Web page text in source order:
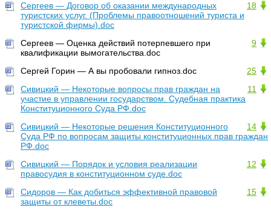
18
Сергеев — Договор об оказании международных
туристских услуг. (Проблемы правоотношений туриста и
туристской фирмы).doc
9
Сергеев — Оценка действий потерпевшего при
квалификации вымогательства.doc
25
Сергей Горин — А вы пробовали гипноз.doc
11
Сивицкий — Некоторые вопросы прав граждан на
участие в управлении государством. Судебная практика
Конституционного Суда РФ.doc
14
Сивицкий — Некоторые решения Конституционного
Суда РФ по вопросам защиты конституционных прав граждан
РФ.doc
12
Сивицкий — Порядок и условия реализации
правосудия в конституционном суде.doc
15
Сидоров — Как добиться эффективной правовой
защиты от клеветы.doc